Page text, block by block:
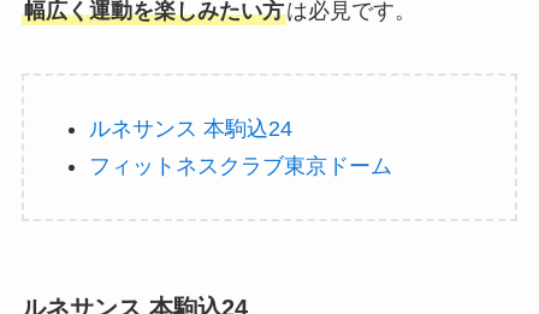
幅広く運動を楽しみたい方は必見です。
ルネサンス 本駒込24
フィットネスクラブ東京ドーム
ルネサンス 本駒込24